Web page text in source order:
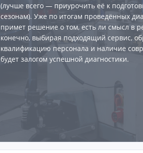
(лучше всего — приурочить её к
сезонам). Уже по итогам проведённых
примет решение о том, есть ли смысл в
конечно, выбирая подходящий сервис,
квалификацию персонала и наличие
будет залогом успешной диагностики.